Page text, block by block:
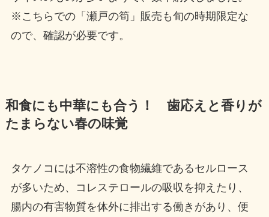
※こちらでの「瀬戸の筍」販売も旬の時期限定な
ので、確認が必要です。
和食にも中華にも合う！ 歯応えと香りが
たまらない春の味覚
タケノコには不溶性の食物繊維であるセルロース
が多いため、コレステロールの吸収を抑えたり、
腸内の有害物質を体外に排出する働きがあり、便